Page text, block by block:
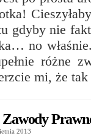
gdyby nie
no
różne
mi, że
2013